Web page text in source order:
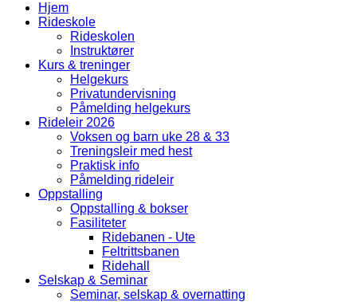
Hjem
Rideskole
Rideskolen
Instruktører
Kurs & treninger
Helgekurs
Privatundervisning
Påmelding helgekurs
Rideleir 2026
Voksen og barn uke 28 & 33
Treningsleir med hest
Praktisk info
Påmelding rideleir
Oppstalling
Oppstalling & bokser
Fasiliteter
Ridebanen - Ute
Feltrittsbanen
Ridehall
Selskap & Seminar
Seminar, selskap & overnatting